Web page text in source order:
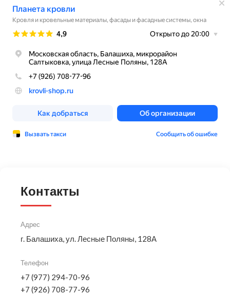
Контакты
Адрес
г. Балашиха, ул. Лесные Поляны, 128А
Телефон
+7 (977) 294-70-96
+7 (926) 708-77-96